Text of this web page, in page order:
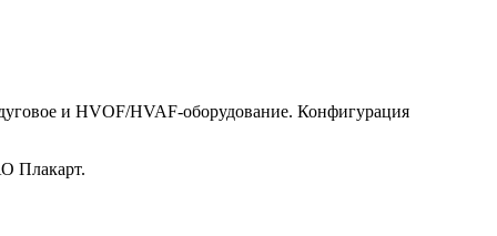
и HVOF/HVAF-оборудование. Конфигурация
Плакарт.